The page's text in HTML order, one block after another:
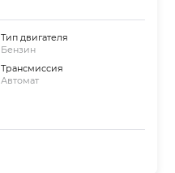
Тип двигателя
Бензин
Трансмиссия
Автомат